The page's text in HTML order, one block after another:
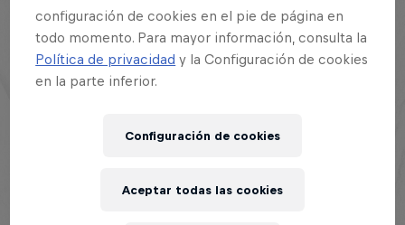
Esta historia es parte de
Red Bull Batalla
configuración de cookies en el pie de página en
todo momento. Para mayor información, consulta la
Política de privacidad y la Configuración de cookies
en la parte inferior.
Configuración de cookies
Aceptar todas las cookies